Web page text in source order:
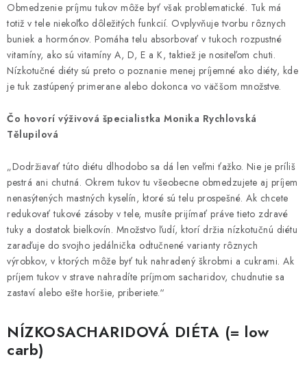
Obmedzenie príjmu tukov môže byť však problematické. Tuk má
totiž v tele niekoľko dôležitých funkcií. Ovplyvňuje tvorbu rôznych
buniek a hormónov. Pomáha telu absorbovať v tukoch rozpustné
vitamíny, ako sú vitamíny A, D, E a K, taktiež je nositeľom chuti.
Nízkotučné diéty sú preto o poznanie menej príjemné ako diéty, kde
je tuk zastúpený primerane alebo dokonca vo väčšom množstve.
Čo hovorí výživová špecialistka Monika Rychlovská
Tělupilová
„Dodržiavať túto diétu dlhodobo sa dá len veľmi ťažko. Nie je príliš
pestrá ani chutná. Okrem tukov tu všeobecne obmedzujete aj príjem
nenasýtených mastných kyselín, ktoré sú telu prospešné. Ak chcete
redukovať tukové zásoby v tele, musíte prijímať práve tieto zdravé
tuky a dostatok bielkovín. Množstvo ľudí, ktorí držia nízkotučnú diétu
zaraďuje do svojho jedálnička odtučnené varianty rôznych
výrobkov, v ktorých môže byť tuk nahradený škrobmi a cukrami. Ak
príjem tukov v strave nahradíte príjmom sacharidov, chudnutie sa
zastaví alebo ešte horšie, priberiete.“
NÍZKOSACHARIDOVÁ DIÉTA (= low
carb)